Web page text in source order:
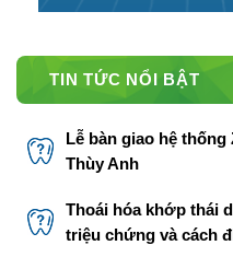
TIN TỨC NỔI BẬT
Lễ bàn giao hệ
Thùy Anh
Thoái hóa khớp thái
triệu chứng và cách